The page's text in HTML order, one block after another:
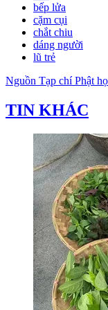
bếp lửa
cặm cụi
chắt chiu
dáng người
lũ trẻ
Nguồn Tạp chí Phật
TIN KHÁC